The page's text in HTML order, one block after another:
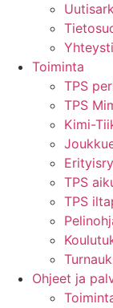
Toiminta
TPS
TPS
Kimi-
TPS
TPS
Ohjeet ja